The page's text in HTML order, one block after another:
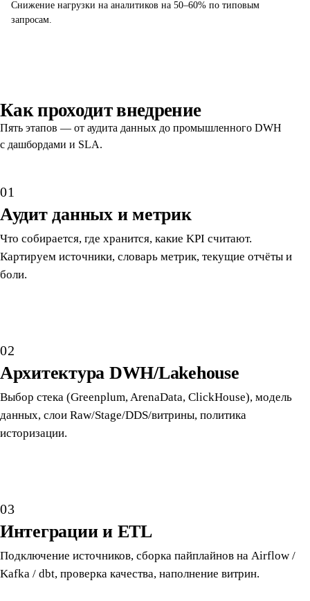
Снижение нагрузки на аналитиков на 50–60% по типовым
запросам.
Как проходит внедрение
Пять этапов — от аудита данных до промышленного DWH
с дашбордами и SLA.
01
Аудит данных и метрик
Что собирается, где хранится, какие KPI считают.
Картируем источники, словарь метрик, текущие отчёты и
боли.
02
Архитектура DWH/Lakehouse
Выбор стека (Greenplum, ArenaData, ClickHouse), модель
данных, слои Raw/Stage/DDS/витрины, политика
историзации.
03
Интеграции и ETL
Подключение источников, сборка пайплайнов на Airflow /
Kafka / dbt, проверка качества, наполнение витрин.